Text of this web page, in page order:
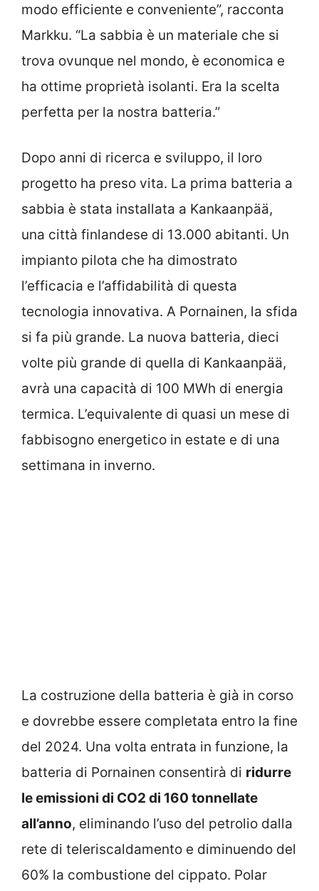
modo efficiente e conveniente”, racconta
Markku. “La sabbia è un materiale che si
trova ovunque nel mondo, è economica e
ha ottime proprietà isolanti. Era la scelta
perfetta per la nostra batteria.”
Dopo anni di ricerca e sviluppo, il loro
progetto ha preso vita. La prima batteria a
sabbia è stata installata a Kankaanpää,
una città finlandese di 13.000 abitanti. Un
impianto pilota che ha dimostrato
l’efficacia e l’affidabilità di questa
tecnologia innovativa. A Pornainen, la sfida
si fa più grande. La nuova batteria, dieci
volte più grande di quella di Kankaanpää,
avrà una capacità di 100 MWh di energia
termica. L’equivalente di quasi un mese di
fabbisogno energetico in estate e di una
settimana in inverno.
La costruzione della batteria è già in corso
e dovrebbe essere completata entro la fine
del 2024. Una volta entrata in funzione, la
batteria di Pornainen consentirà di ridurre
le emissioni di CO2 di 160 tonnellate
all’anno, eliminando l’uso del petrolio dalla
rete di teleriscaldamento e diminuendo del
60% la combustione del cippato. Polar